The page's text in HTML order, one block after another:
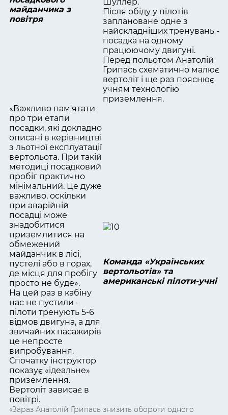
майданчика з
повітря
Після обіду у пілотів
заплановане одне з
найскладніших тренувань -
посадка на одному
працюючому двигуні.
Перед польотом Анатолій
Грипась схематично малює
вертоліт і ще раз пояснює
учням технологію
приземлення.
«Важливо пам'ятати
про три етапи
посадки, які докладно
описані в керівництві
з льотної експлуатації
вертольота. При такій
методиці посадковий
пробіг практично
мінімальний. Це дуже
важливо, оскільки
при аварійній
посадці може
знадобитися
приземлитися на
обмежений
майданчик в лісі,
пустелі або в горах,
де місця для пробігу
просто не буде».
На цей раз в кабіну
нас не пустили -
пілоти тренують 5-6
відмов двигуна, а для
звичайних пасажирів
це непросте
випробування.
Спочатку інструктор
показує «ідеальне»
приземлення.
Вертоліт зависає в
повітрі.
Команда «Українських
вертольотів» та
американські пілоти-учні
«Зараз Анатолій Грипась знизить обороти одного